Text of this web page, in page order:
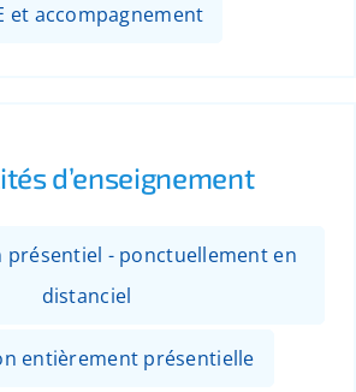
et accompagnement
d’enseignement
présentiel - ponctuellement en
distanciel
entièrement présentielle